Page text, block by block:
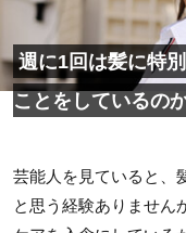
週に1回は髪に特
ことをしているの
芸能人を見ていると、
と思う経験ありません